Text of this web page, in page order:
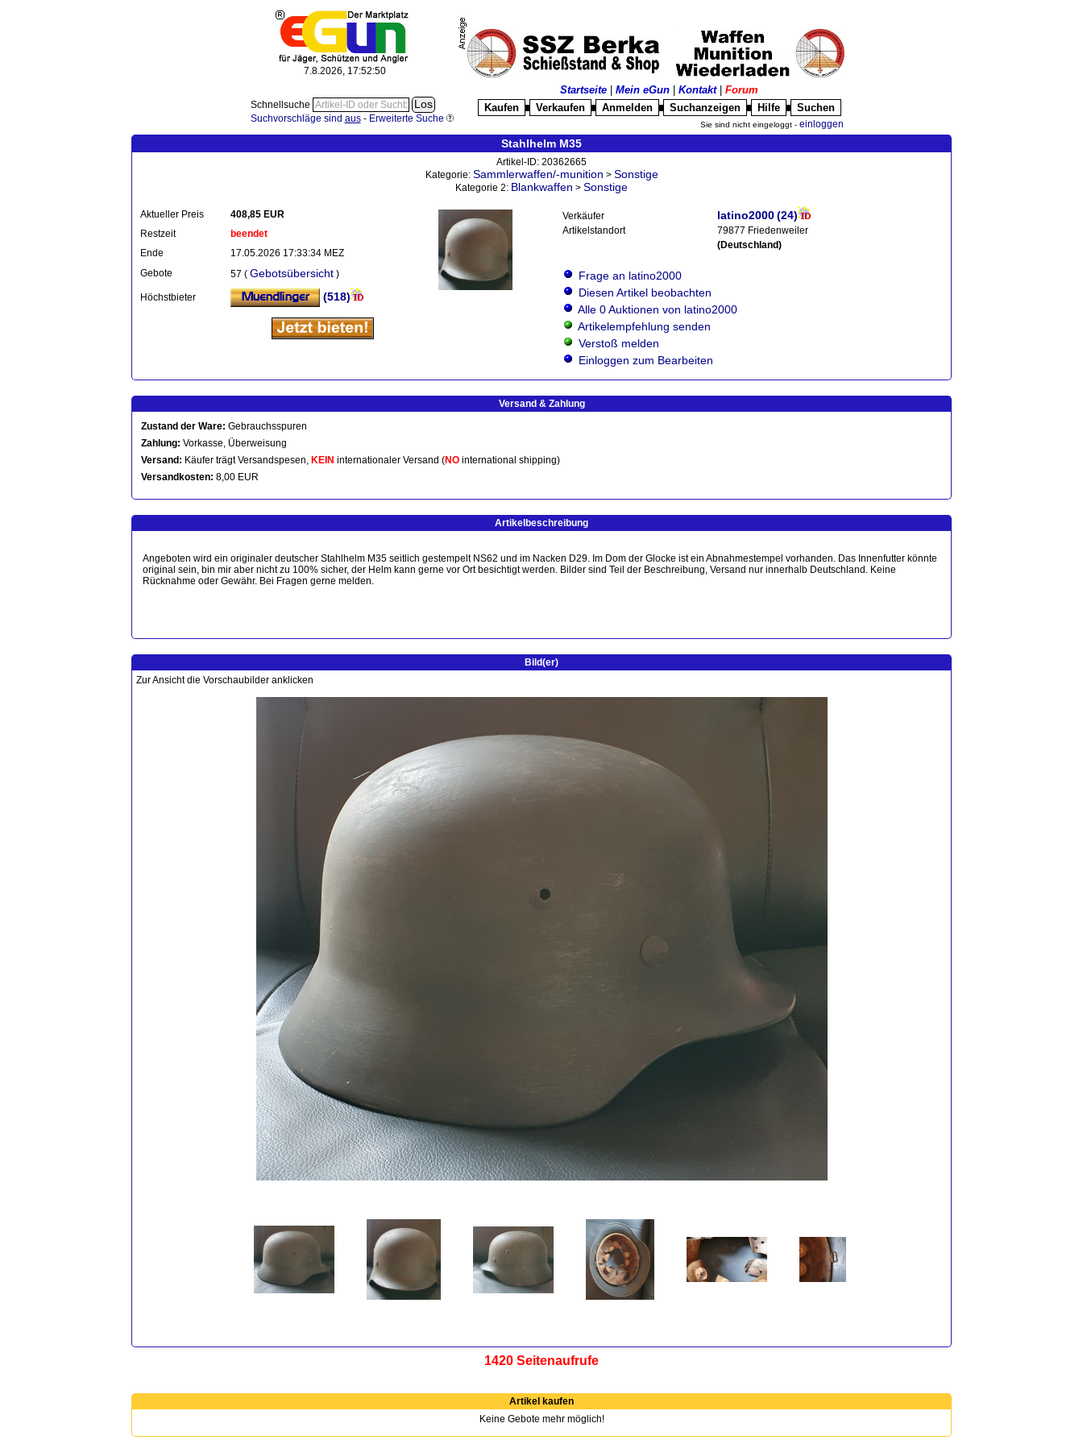
7.8.2026, 17:52:51
Schnellsuche
Suchvorschläge sind aus- Erweiterte Suche
Startseite Mein eGun Kontakt| Forum
Kaufen
Verkaufen Anmelden Suchanzeigen Hilfe Suchen
Sie sind nicht eingeloggt - einloggen
Stahlhelm M35
Artikel-ID: 20362665
Kategorie: Sammlerwaffen/-munition > Sonstige
Kategorie 2: Blankwaffen > Sonstige
Aktueller Preis
408,85 EUR
Restzeit
beendet
Ende
17.05.2026 17:33:34 MEZ
Gebote
57 ( Gebotsübersicht )
Höchstbieter (518)
Verkäufer latino2000(24)
Artikelstandort
79877 Friedenweiler
(Deutschland)
Frage an latino2000
Diesen Artikel beobachten
Alle 0 Auktionen von latino2000
Artikelempfehlung senden
Verstoß melden
Einloggen zum Bearbeiten
Versand & Zahlung
Zustand der Ware: Gebrauchsspuren
Zahlung: Vorkasse, Überweisung
Versand: Käufer trägt Versandspesen, KEIN internationaler Versand (NO international shipping)
Versandkosten: 8,00 EUR
Artikelbeschreibung
Angeboten wird ein originaler deutscher Stahlhelm M35 seitlich gestempelt NS62 und im Nacken D29. Im Dom der Glocke ist ein Abnahmestempel vorhanden. Das Innenfutter könnte
original sein, bin mir aber nicht zu 100% sicher, der Helm kann gerne vor Ort besichtigt werden. Bilder sind Teil der Beschreibung, Versand nur innerhalb Deutschland. Keine
Rücknahme oder Gewähr. Bei Fragen gerne melden.
Bild(er)
Zur Ansicht die Vorschaubilder anklicken
1420 Seitenaufrufe
Artikel kaufen
Keine Gebote mehr möglich!